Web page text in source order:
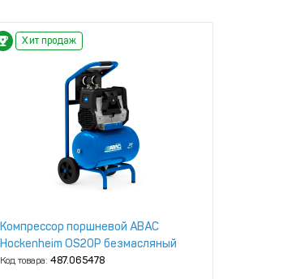
Хит продаж
Компрессор поршневой ABAC
Hockenheim OS20P безмасляный
Код товара:487.065478